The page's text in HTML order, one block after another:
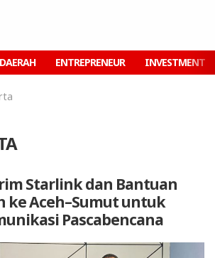
DAERAH ENTREPRENEUR INVESTMENT
Starlink dan Bantuan
ke Aceh–Sumut untuk
Pascabencana